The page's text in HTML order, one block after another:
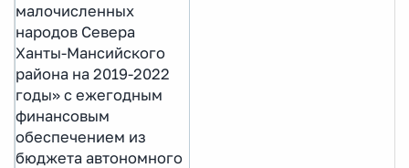
малочисленных
народов Севера
Ханты-Мансийского
района на 2019-2022
годы» с ежегодным
финансовым
обеспечением из
бюджета автономного